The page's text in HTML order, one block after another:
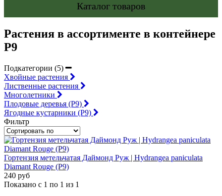
Каталог товаров
Растения в ассортименте в контейнере
P9
Подкатегории (5)
Хвойные растения
Лиственные растения
Многолетники
Плодовые деревья (Р9)
Ягодные кустарники (Р9)
Фильтр
Гортензия метельчатая Даймонд Руж | Hydrangea paniculata
Diamant Rouge (Р9)
240 руб
Показано с 1 по 1 из 1